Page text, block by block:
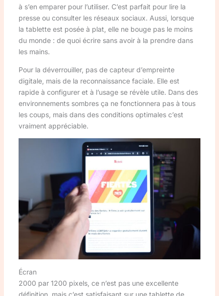
à s’en emparer pour l’utiliser. C’est parfait pour lire la
presse ou consulter les réseaux sociaux. Aussi, lorsque
la tablette est posée à plat, elle ne bouge pas le moins
du monde : de quoi écrire sans avoir à la prendre dans
les mains.
Pour la déverrouiller, pas de capteur d’empreinte
digitale, mais de la reconnaissance faciale. Elle est
rapide à configurer et à l’usage se révèle utile. Dans des
environnements sombres ça ne fonctionnera pas à tous
les coups, mais dans des conditions optimales c’est
vraiment appréciable.
Écran
2000 par 1200 pixels, ce n’est pas une excellente